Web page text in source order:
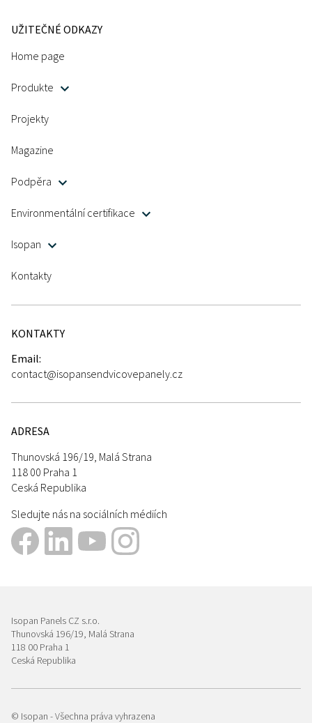
UŽITEČNÉ ODKAZY
Home page
Produkte
Projekty
Magazine
Podpěra
Environmentální certifikace
Isopan
Kontakty
KONTAKTY
Email:
contact@isopansendvicovepanely.cz
ADRESA
Thunovská 196/19, Malá Strana
118 00 Praha 1
Ceská Republika
Sledujte nás na sociálních médiích
Isopan Panels CZ s.r.o.
Thunovská 196/19, Malá Strana
118 00 Praha 1
Ceská Republika
© Isopan - Všechna práva vyhrazena